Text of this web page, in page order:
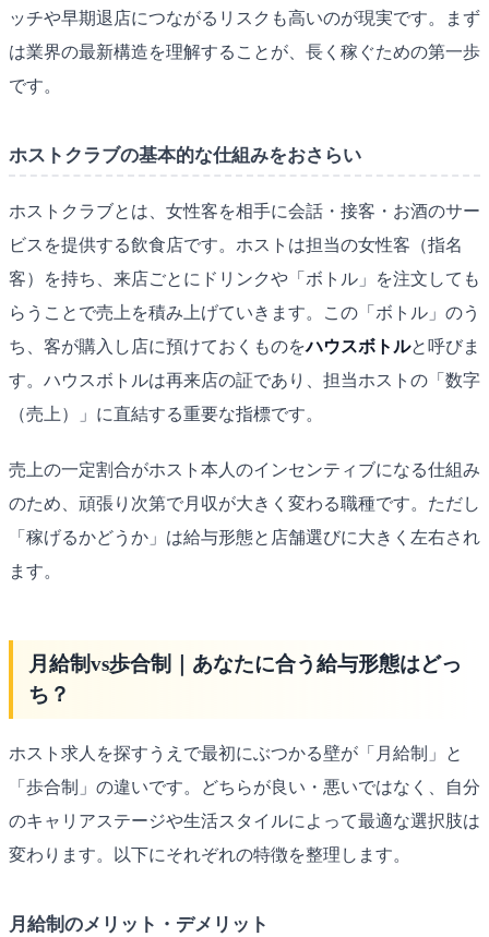
ッチや早期退店につながるリスクも高いのが現実です。まず
は業界の最新構造を理解することが、長く稼ぐための第一歩
です。
ホストクラブの基本的な仕組みをおさらい
ホストクラブとは、女性客を相手に会話・接客・お酒のサー
ビスを提供する飲食店です。ホストは担当の女性客（指名
客）を持ち、来店ごとにドリンクや「ボトル」を注文しても
らうことで売上を積み上げていきます。この「ボトル」のう
ち、客が購入し店に預けておくものをハウスボトルと呼びま
す。ハウスボトルは再来店の証であり、担当ホストの「数字
（売上）」に直結する重要な指標です。
売上の一定割合がホスト本人のインセンティブになる仕組み
のため、頑張り次第で月収が大きく変わる職種です。ただし
「稼げるかどうか」は給与形態と店舗選びに大きく左右され
ます。
月給制vs歩合制｜あなたに合う給与形態はどっ
ち？
ホスト求人を探すうえで最初にぶつかる壁が「月給制」と
「歩合制」の違いです。どちらが良い・悪いではなく、自分
のキャリアステージや生活スタイルによって最適な選択肢は
変わります。以下にそれぞれの特徴を整理します。
月給制のメリット・デメリット